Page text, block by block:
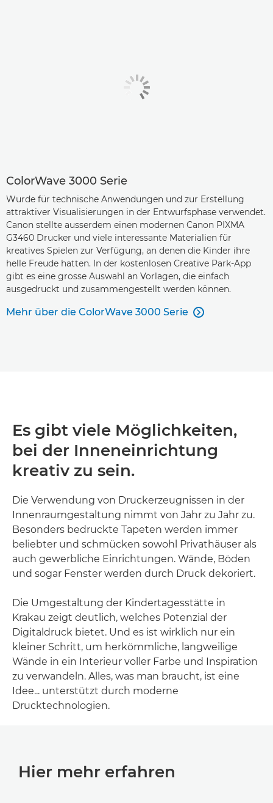
ColorWave 3000 Serie
Wurde für technische Anwendungen und zur Erstellung
attraktiver Visualisierungen in der Entwurfsphase verwendet.
Canon stellte ausserdem einen modernen Canon PIXMA
G3460 Drucker und viele interessante Materialien für
kreatives Spielen zur Verfügung, an denen die Kinder ihre
helle Freude hatten. In der kostenlosen Creative Park-App
gibt es eine grosse Auswahl an Vorlagen, die einfach
ausgedruckt und zusammengestellt werden können.
Mehr über die ColorWave 3000 Serie 
Es gibt viele Möglichkeiten,
bei der Inneneinrichtung
kreativ zu sein.
Die Verwendung von Druckerzeugnissen in der
Innenraumgestaltung nimmt von Jahr zu Jahr zu.
Besonders bedruckte Tapeten werden immer
beliebter und schmücken sowohl Privathäuser als
auch gewerbliche Einrichtungen. Wände, Böden
und sogar Fenster werden durch Druck dekoriert.
Die Umgestaltung der Kindertagesstätte in
Krakau zeigt deutlich, welches Potenzial der
Digitaldruck bietet. Und es ist wirklich nur ein
kleiner Schritt, um herkömmliche, langweilige
Wände in ein Interieur voller Farbe und Inspiration
zu verwandeln. Alles, was man braucht, ist eine
Idee... unterstützt durch moderne
Drucktechnologien.
Hier mehr erfahren